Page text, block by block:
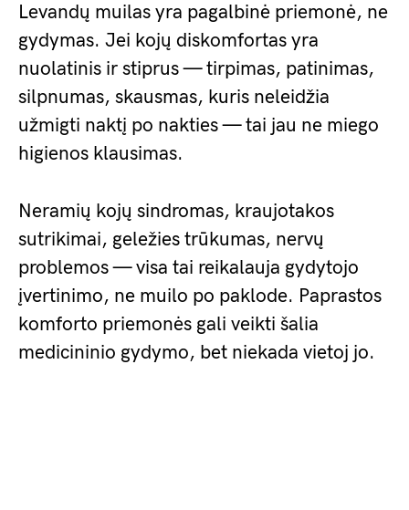
Levandų muilas yra pagalbinė priemonė, ne
gydymas. Jei kojų diskomfortas yra
nuolatinis ir stiprus — tirpimas, patinimas,
silpnumas, skausmas, kuris neleidžia
užmigti naktį po nakties — tai jau ne miego
higienos klausimas.
Neramių kojų sindromas, kraujotakos
sutrikimai, geležies trūkumas, nervų
problemos — visa tai reikalauja gydytojo
įvertinimo, ne muilo po paklode. Paprastos
komforto priemonės gali veikti šalia
medicininio gydymo, bet niekada vietoj jo.